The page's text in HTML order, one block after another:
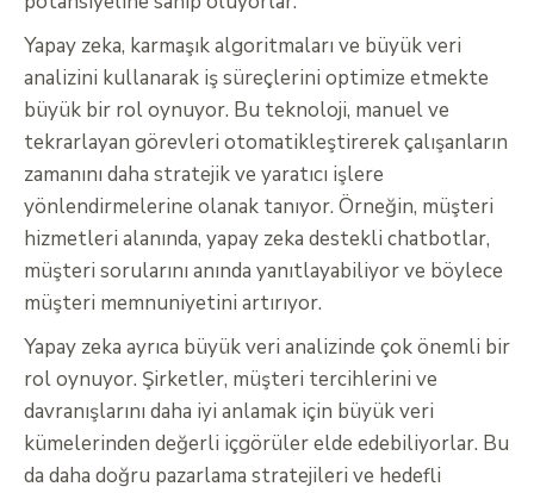
Yapay zeka, karmaşık algoritmaları ve büyük veri
analizini kullanarak iş süreçlerini optimize etmekte
büyük bir rol oynuyor. Bu teknoloji, manuel ve
tekrarlayan görevleri otomatikleştirerek çalışanların
zamanını daha stratejik ve yaratıcı işlere
yönlendirmelerine olanak tanıyor. Örneğin, müşteri
hizmetleri alanında, yapay zeka destekli chatbotlar,
müşteri sorularını anında yanıtlayabiliyor ve böylece
müşteri memnuniyetini artırıyor.
Yapay zeka ayrıca büyük veri analizinde çok önemli bir
rol oynuyor. Şirketler, müşteri tercihlerini ve
davranışlarını daha iyi anlamak için büyük veri
kümelerinden değerli içgörüler elde edebiliyorlar. Bu
da daha doğru pazarlama stratejileri ve hedefli